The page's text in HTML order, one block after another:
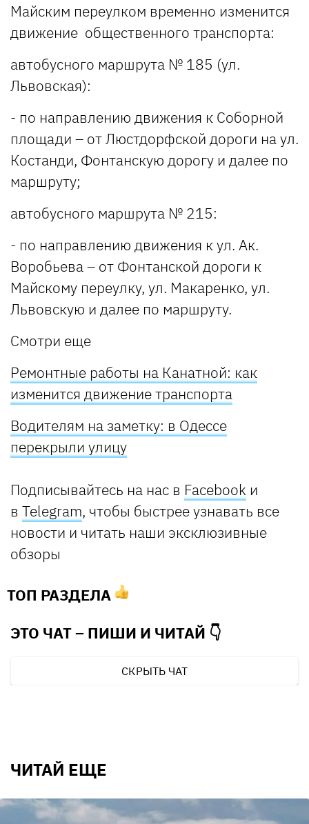
Майским переулком временно изменится
движение общественного транспорта:
автобусного маршрута № 185 (ул.
Львовская):
- по направлению движения к Соборной
площади – от Люстдорфской дороги на ул.
Костанди, Фонтанскую дорогу и далее по
маршруту;
автобусного маршрута № 215:
- по направлению движения к ул. Ак.
Воробьева – от Фонтанской дороги к
Майскому переулку, ул. Макаренко, ул.
Львовскую и далее по маршруту.
Смотри еще
Ремонтные работы на Канатной: как
изменится движение транспорта
Водителям на заметку: в Одессе
перекрыли улицу
Подписывайтесь на нас в Facebook и
в Telegram, чтобы быстрее узнавать все
новости и читать наши эксклюзивные
обзоры
ТОП РАЗДЕЛА
ЭТО ЧАТ – ПИШИ И ЧИТАЙ 👇
СКРЫТЬ ЧАТ
ЧИТАЙ ЕЩЕ